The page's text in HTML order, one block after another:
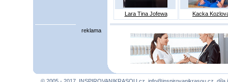
Lara Tina Jofewa Kacka
reklama